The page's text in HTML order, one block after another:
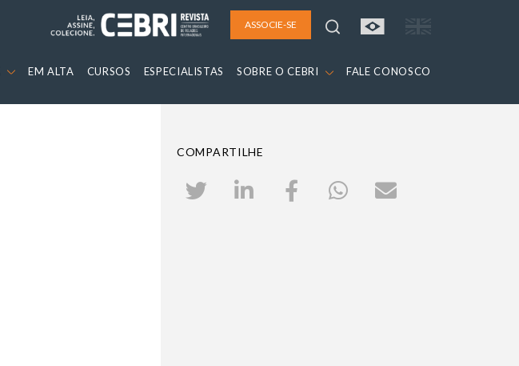
ASSOCIE-SE
EM ALTA CURSOS ESPECIALISTAS SOBRE O CEBRI FALE CONOSCO
COMPARTILHE